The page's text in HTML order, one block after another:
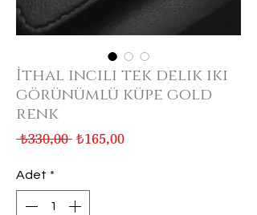
İthal incili tek delik iki
görünümlü küpe gold
renk
₺330,00 Normal
₺165,00İndirimli
Adet *